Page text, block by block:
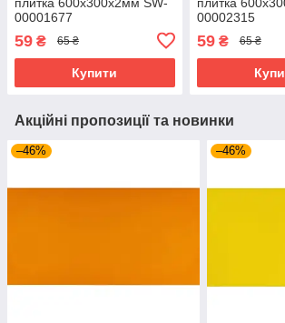
00001677
59 ₴ 65 ₴
Купити
00002315
59₴ 65 ₴
Акційні пропозиції та новинки
–46% –46%